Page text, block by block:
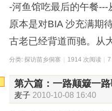
-河鱼馆吃最后的午餐
原本是对BIA 沙充满期
古老已经背道而驰。从
分类: 探访苗乡侗寨 1914 次阅读 7
第六篇：一路颠簸一
麦子 2010-10-08 16:40